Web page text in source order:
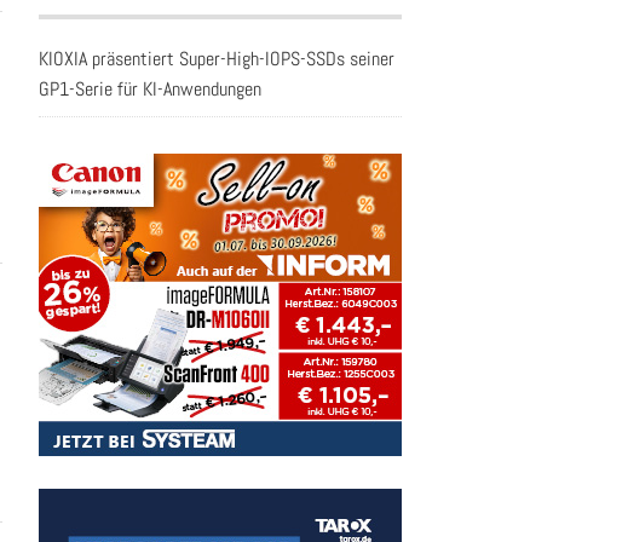
KIOXIA präsentiert Super-High-IOPS-SSDs seiner
GP1-Serie für KI-Anwendungen